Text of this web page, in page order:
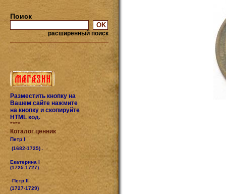
Поиск
расширенный поиск
Разместить кнопку на
Вашем сайте нажмите
на кнопку и скопируйте
HTML код.
****
Коталог ценник
Петр I
(1682-1725) .
Екатерина I
(1725-1727)
Петр II
(1727-1729)